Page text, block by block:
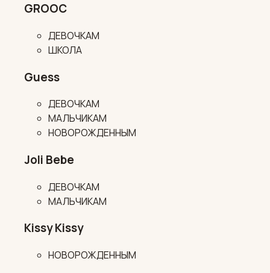
GROOC
ДЕВОЧКАМ
ШКОЛА
Guess
ДЕВОЧКАМ
МАЛЬЧИКАМ
НОВОРОЖДЕННЫМ
Joli Bebe
ДЕВОЧКАМ
МАЛЬЧИКАМ
Kissy Kissy
НОВОРОЖДЕННЫМ